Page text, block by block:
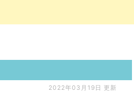
2022年03月19日 更新